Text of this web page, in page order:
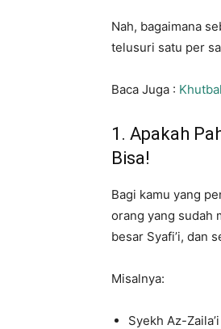
Nah, bagaimana
telusuri satu per
Baca Juga :
1. Apakah
Bisa!
Bagi kamu yang
orang yang sudah
besar Syafi’i, dan
Misalnya:
Syekh Az-